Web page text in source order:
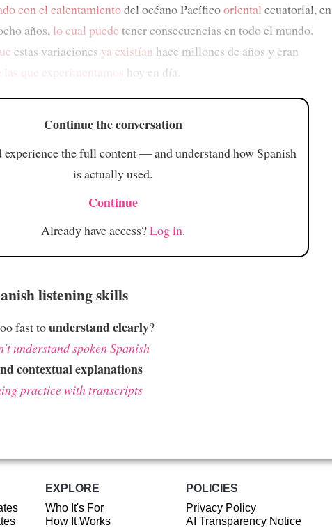
con el calentamientodel océano Pacíficooriental ecuatorial, en
años, lo cual puedetener consecuencias en todo el mundo.
estas variaciones ya existían hace millones de años y eran
las que experimentamos hoy en día.
Continue the conversation
experience the full content — and understand how Spanish
is actually used.
Continue
Already have access?Log in.
listening skills
fast tounderstand clearly?
understand spoken Spanish
contextual explanations
practice with transcripts
EXPLORE
Who It's For
How It Works
POLICIES
Privacy Policy
AI Transparency Notice